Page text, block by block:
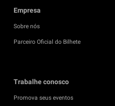
Empresa
Sobre nós
Parceiro Oficial do Bilhete
Trabalhe conosco
Promova seus eventos